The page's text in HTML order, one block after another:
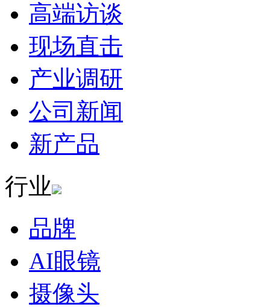
高端访谈
现场直击
产业调研
公司新闻
新产品
行业
品牌
AI眼镜
摄像头